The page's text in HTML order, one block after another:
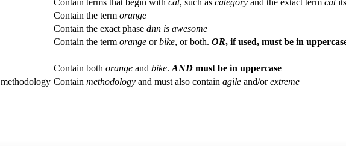
Contain terms that begin with cat, such as category and the extact term cat
Contain the term orange
Contain the exact phase dnn is awesome
Contain the term orange orbike, or both. OR, if used, must be in
Contain both orange and bike. AND must be in uppercase
methodology Contain methodology and must also contain agile and/orextreme